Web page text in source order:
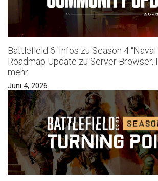
Battlefield 6: Infos zu Season 4 “Naval
Roadmap Update zu Server Browser,
mehr
Juni 4, 2026